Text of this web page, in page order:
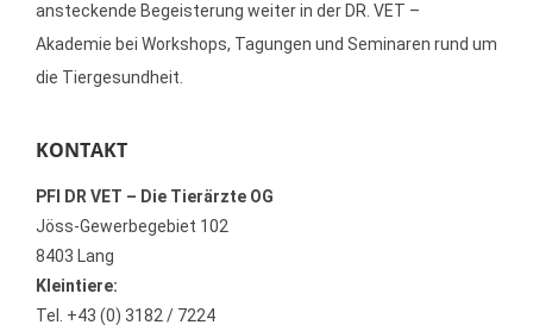
ansteckende Begeisterung weiter in der DR. VET –
Akademie bei Workshops, Tagungen und Seminaren rund um
die Tiergesundheit.
KONTAKT
PFI DR VET – Die Tierärzte OG
Jöss-Gewerbegebiet 102
8403 Lang
Kleintiere:
Tel. +43 (0) 3182 / 7224